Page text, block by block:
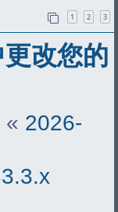
1 2 3
改您的
« 2026-